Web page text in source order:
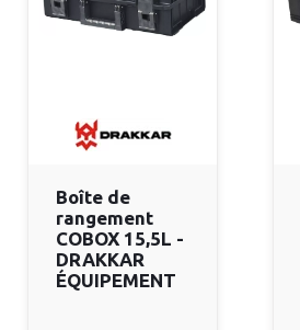
Boîte de
rangement
COBOX 15,5L -
DRAKKAR
ÉQUIPEMENT